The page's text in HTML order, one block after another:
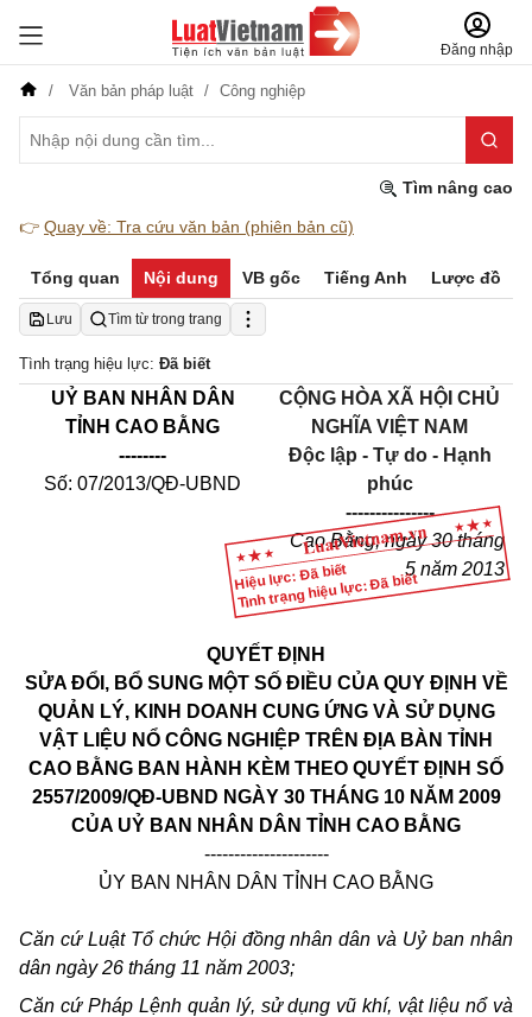
Đăng nhập
Văn bản pháp luật Công nghiệp
Tìm nâng cao
👉 Quay về: Tra cứu văn bản (phiên bản cũ)
Tổng quan Nội dung VB gốc Tiếng Anh Lược đồ
Lưu Tìm từ trong trang
Tình trạng hiệu lực: Đã biết
Hiệu lực: Đã biết
Tình trạng hiệu lực: Đã biết
UỶ BAN NHÂN DÂN
TỈNH CAO BẰNG
--------
Số: 07/2013/QĐ-UBND
CỘNG HÒA XÃ HỘI CHỦ
NGHĨA VIỆT NAM
Độc lập - Tự do - Hạnh
phúc
---------------
Cao Bằng, ngày 30 tháng
5 năm 2013
QUYẾT ĐỊNH
SỬA ĐỔI, BỔ SUNG MỘT SỐ ĐIỀU CỦA QUY ĐỊNH VỀ
QUẢN LÝ, KINH DOANH CUNG ỨNG VÀ SỬ DỤNG
VẬT LIỆU NỔ CÔNG NGHIỆP TRÊN ĐỊA BÀN TỈNH
CAO BẰNG BAN HÀNH KÈM THEO QUYẾT ĐỊNH SỐ
2557/2009/QĐ-UBND NGÀY 30 THÁNG 10 NĂM 2009
CỦA UỶ BAN NHÂN DÂN TỈNH CAO BẰNG
---------------------
ỦY BAN NHÂN DÂN TỈNH CAO BẰNG
Căn cứ Luật Tổ chức Hội đồng nhân dân và Uỷ ban nhân
dân ngày 26 tháng 11 năm 2003;
Căn cứ Pháp Lệnh quản lý, sử dụng vũ khí, vật liệu nổ và